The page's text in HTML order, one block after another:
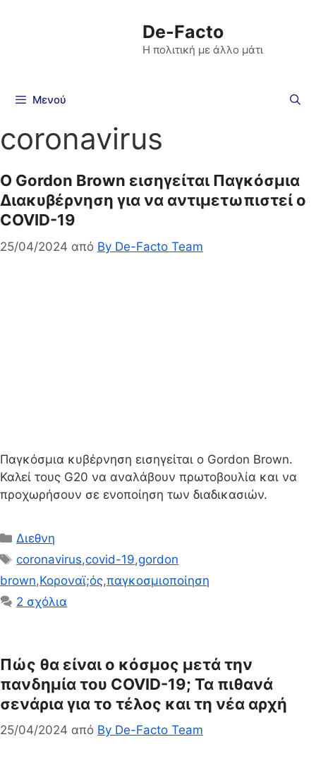
De-Facto
Η πολιτική με άλλο μάτι
Μενού
coronavirus
O Gordon Brown εισηγείται Παγκόσμια
Διακυβέρνηση για να αντιμετωπιστεί ο
COVID-19
25/04/2024 από By De-Facto Team
Παγκόσμια κυβέρνηση εισηγείται ο Gordon Brown.
Καλεί τους G20 να αναλάβουν πρωτοβουλία και να
προχωρήσουν σε ενοποίηση των διαδικασιών.
Κατηγορίες
Διεθνη
Ετικέτες
coronavirus,covid-19,gordon
brown,Κοροναϊ;ός,παγκοσμιοποίηση
2 σχόλια
Πώς θα είναι ο κόσμος μετά την
πανδημία του COVID-19; Τα πιθανά
σενάρια για το τέλος και τη νέα αρχή
25/04/2024 από By De-Facto Team